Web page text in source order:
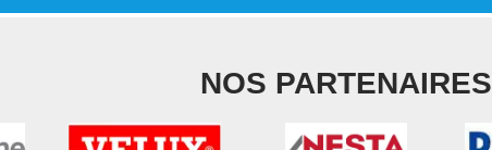
NOS PARTENAIRES